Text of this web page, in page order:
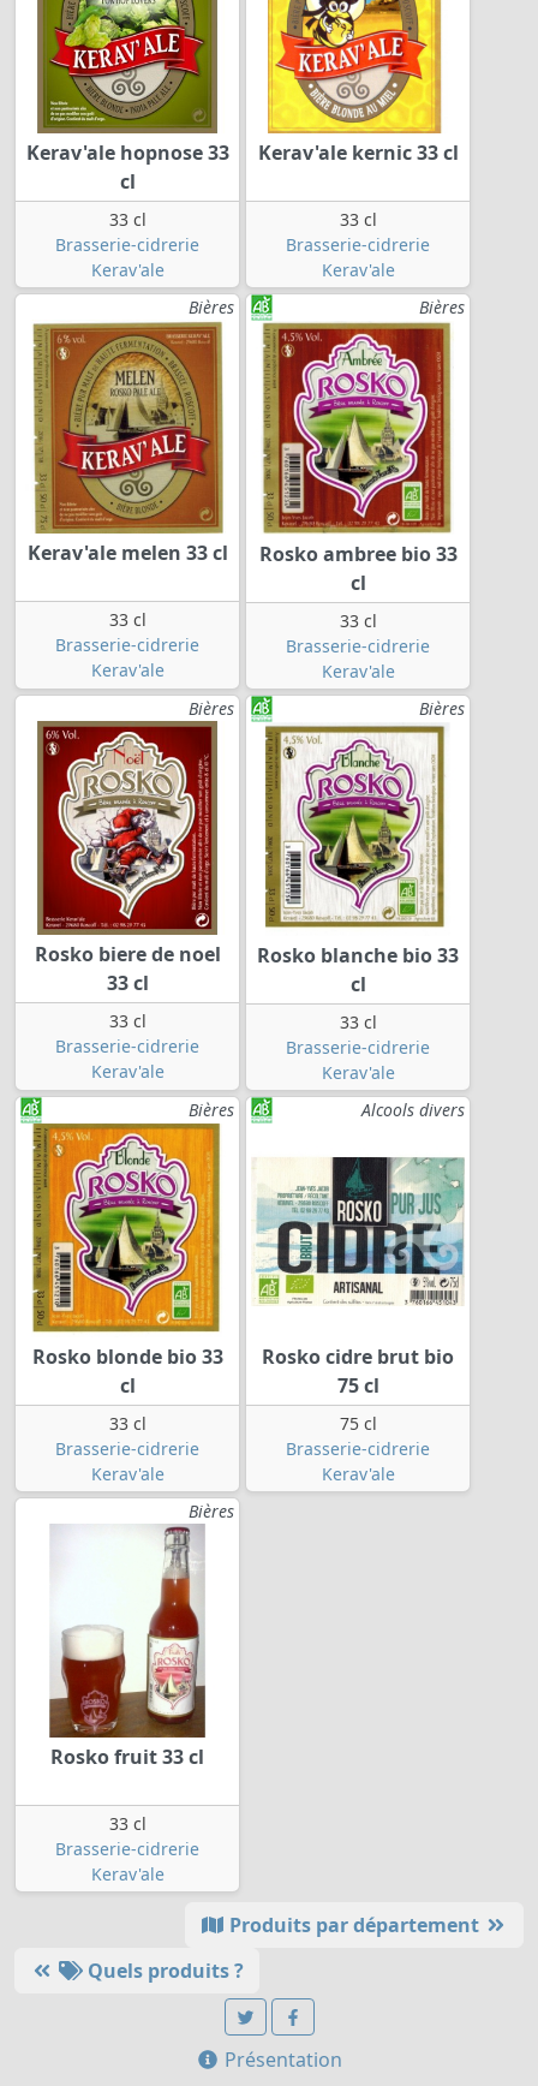
Kerav'ale hopnose 33
cl
33 cl
Brasserie-cidrerie
Kerav'ale
Kerav'ale kernic 33 cl
33 cl
Brasserie-cidrerie
Kerav'ale
Bières
Kerav'ale melen 33 cl
33 cl
Brasserie-cidrerie
Kerav'ale
Bières
Rosko ambree bio 33
cl
33 cl
Brasserie-cidrerie
Kerav'ale
Bières
Rosko biere de noel
33 cl
33 cl
Brasserie-cidrerie
Kerav'ale
Bières
Rosko blanche bio 33
cl
33 cl
Brasserie-cidrerie
Kerav'ale
Bières
Rosko blonde bio 33
cl
33 cl
Brasserie-cidrerie
Kerav'ale
Alcools divers
Rosko cidre brut bio
75 cl
75 cl
Brasserie-cidrerie
Kerav'ale
Bières
Rosko fruit 33 cl
33 cl
Brasserie-cidrerie
Kerav'ale
Produits par département
Quels produits ?
Présentation